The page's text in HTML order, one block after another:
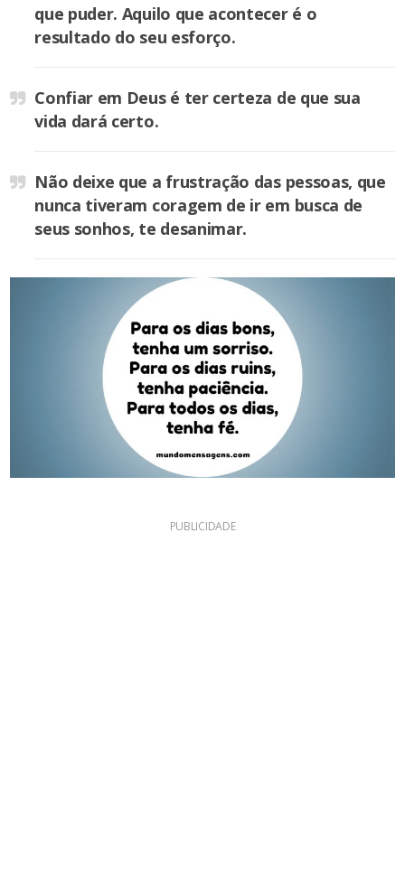
que puder. Aquilo que acontecer é o
resultado do seu esforço.
Confiar em Deus é ter certeza de que sua
vida dará certo.
Não deixe que a frustração das pessoas, que
nunca tiveram coragem de ir em busca de
seus sonhos, te desanimar.
PUBLICIDADE